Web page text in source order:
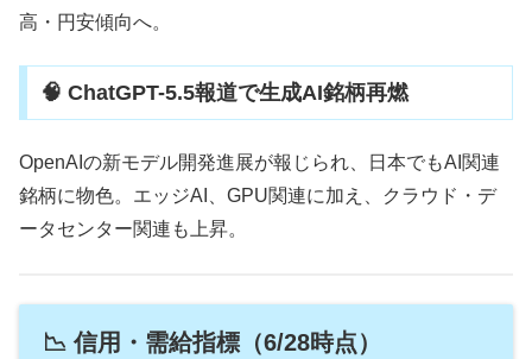
高・円安傾向へ。
🧠 ChatGPT-5.5報道で生成AI銘柄再燃
OpenAIの新モデル開発進展が報じられ、日本でもAI関連
銘柄に物色。エッジAI、GPU関連に加え、クラウド・デ
ータセンター関連も上昇。
📉 信用・需給指標（6/28時点）